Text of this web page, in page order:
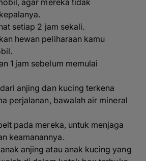
agar mereka tidak
setiap 2 jam sekali.
hewan peliharaan kamu
1 jam sebelum memulai
anjing dan kucing terkena
perjalanan, bawalah air mineral
pada mereka, untuk menjaga
keamanannya.
anjing atau anak kucing yang